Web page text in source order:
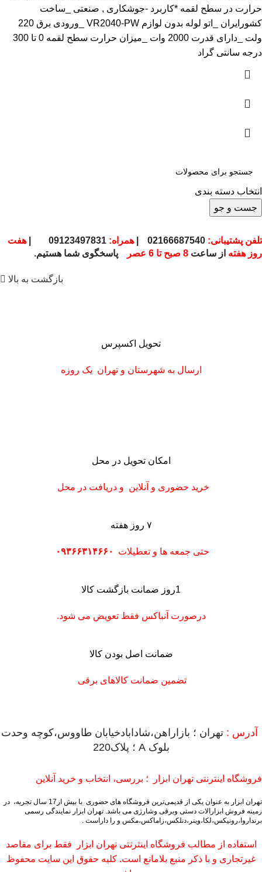
حرارت در سطح لقمه *کاربرد -جوشکاری , صنعتی _ساخت
کشورایران _اتو لوله بدون لوازم VR2040-PW _ورودی برق 220
ولت _دارای قدرت 2000 وات _میزان حرارت سطح لقمه 0 تا 300
درجه سانتی گراد
انتخاب دسته بندی
جست و جو
تلفن پشتیبانی: همراه:
هفت
روز هفته از ساعت 8 صبح تا 6 عصر پاسخگوی شما هستیم.
بازگشت به بالا
تحویل اکسپرس
ارسال به شهرستان و تهران یک روزه
امکان تحویل در محل
خرید حضوری و آنلاین و دریافت در محل
۷ روز هفته
حتی جمعه ها و تعطیلات ۰۹۳۶۶۳۱۴۶۶۰
1روز ضمانت بازگشت کالا
درصورت آنباکس فقط تعویض می شود.
ضمانت اصل بودن کالا
تضمین ضمانت کالاهای برقی
آدرس : تهران ؛ بازاراهن،شادابادخیابان طاووس،کوچه وحدت
بلوک A ؛ پلاک220
فروشگاه اینترنتی تهران ابزار ؛ بررسی، انتخاب و خرید آنلاین
تهران ابزار به عنوان یکی از قدیمی‌ترین فروشگاه های حضوری با بیش از17 سال تجربه، در
زمینه فروش ابزارالات دستی وبرقی وشارژی می باشد. تهران ابزار نمایندگی رسمی
برنداروا،رونیکس،لکا،وینر،دنلکس،زاماکس،مکس و را داراست .
استفاده از مطالب فروشگاه اینترنتی تهران ابزار فقط برای مقاصد
غیرتجاری و با ذکر منبع بلامانع است. کلیه حقوق این سایت محفوظ